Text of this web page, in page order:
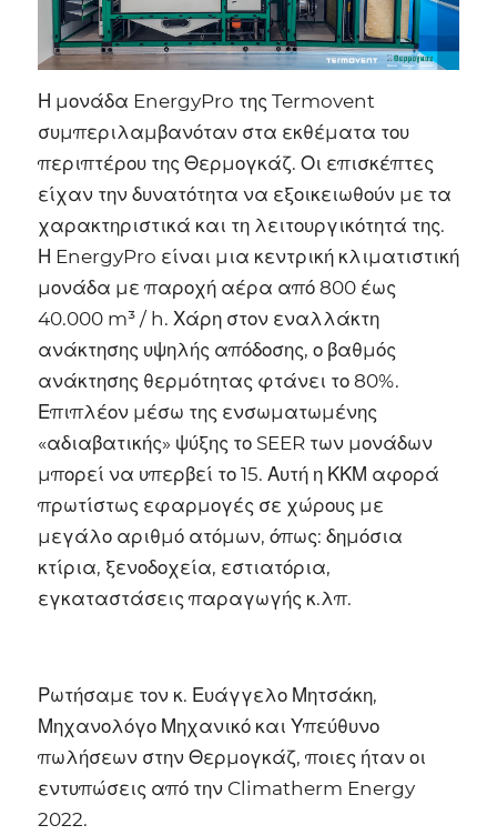
Η μονάδα EnergyPro της Termovent
συμπεριλαμβανόταν στα εκθέματα του
περιπτέρου της Θερμογκάζ. Οι επισκέπτες
είχαν την δυνατότητα να εξοικειωθούν με τα
χαρακτηριστικά και τη λειτουργικότητά της.
Η EnergyPro είναι μια κεντρική κλιματιστική
μονάδα με παροχή αέρα από 800 έως
40.000 m³ / h. Χάρη στον εναλλάκτη
ανάκτησης υψηλής απόδοσης, ο βαθμός
ανάκτησης θερμότητας φτάνει το 80%.
Επιπλέον μέσω της ενσωματωμένης
«αδιαβατικής» ψύξης το SEER των μονάδων
μπορεί να υπερβεί το 15. Αυτή η ΚΚΜ αφορά
πρωτίστως εφαρμογές σε χώρους με
μεγάλο αριθμό ατόμων, όπως: δημόσια
κτίρια, ξενοδοχεία, εστιατόρια,
εγκαταστάσεις παραγωγής κ.λπ.
Ρωτήσαμε τον κ. Ευάγγελο Μητσάκη,
Μηχανολόγο Μηχανικό και Υπεύθυνο
πωλήσεων στην Θερμογκάζ, ποιες ήταν οι
εντυπώσεις από την Climatherm Energy
2022.